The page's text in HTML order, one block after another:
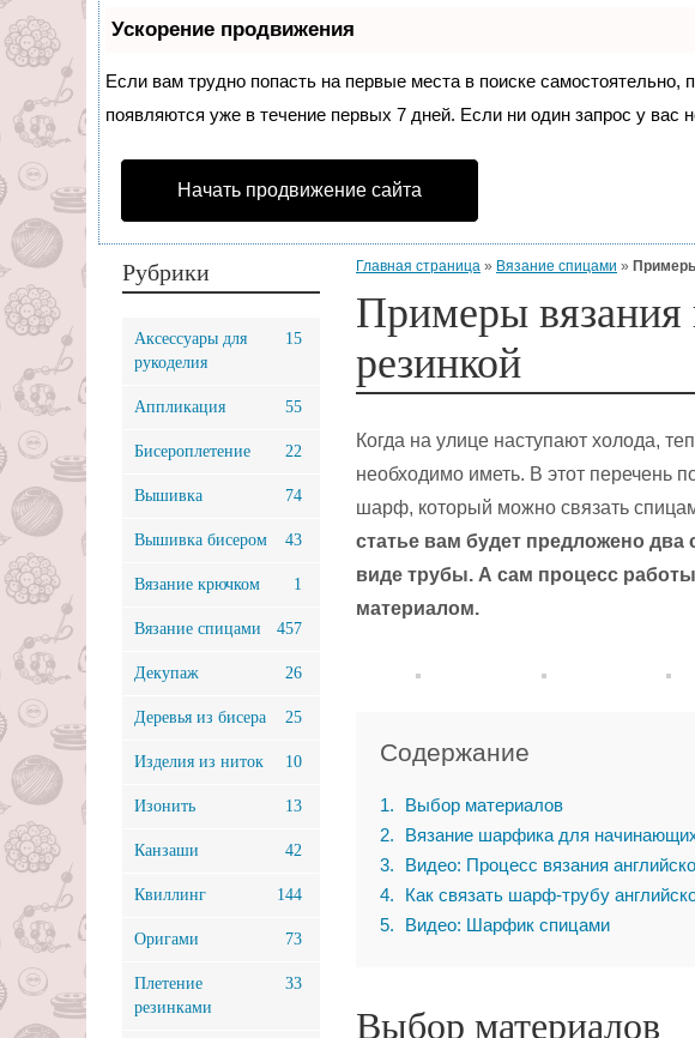
Ускорение продвижения
Если вам трудно попасть на первые места в поиске самостоятельно,
появляются уже в течение первых 7 дней. Если ни один запрос у вас
Начать продвижение сайта
Главная страница » Вязание спицами »
Примеры вязания
резинкой
Когда на улице наступают холода,
необходимо иметь. В этот перечень
шарф, который можно связать
статье вам будет предложено
виде трубы. А сам процесс
материалом.
Содержание
1
Выбор материалов
2
Вязание шарфика для
3
Видео: Процесс вязания
4
Как связать шарф-трубу
5
Видео: Шарфик спицами
Выбор материалов
Рубрики
Аксессуары для
рукоделия
15
Аппликация 55
Бисероплетение 22
Вышивка 74
Вышивка бисером 43
Вязание крючком 1
Вязание спицами 457
Декупаж 26
Деревья из бисера 25
Изделия из ниток 10
Изонить 13
Канзаши 42
Квиллинг 144
Оригами 73
Плетение
резинками
33